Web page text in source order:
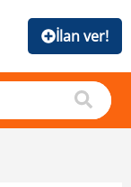
İlan ver!